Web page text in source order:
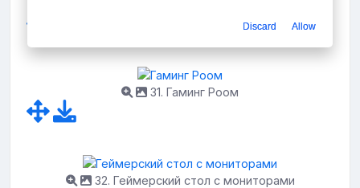
31. Гаминг Роом
32. Геймерский стол с мониторами
Discard Allow